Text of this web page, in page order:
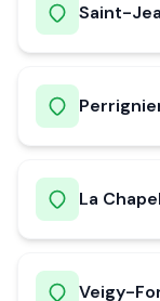
Saint-
La
Veigy-